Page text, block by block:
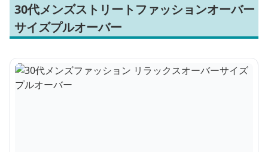
30代メンズストリートファッションオーバー
サイズプルオーバー